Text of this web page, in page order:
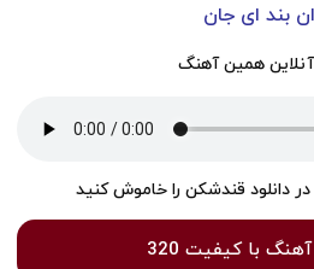
بند ای جان
همین آهنگ
دانلود قندشکن را خاموش کنید
با کیفیت 320